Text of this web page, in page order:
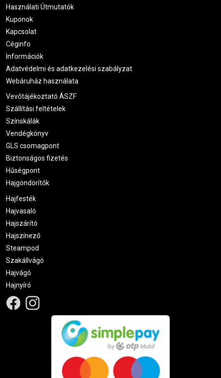
Használati Útmutatók
Kuponok
Kapcsolat
Céginfo
Információk
Adatvédelmi és adatkezelési szabályzat
Webáruház használata
Vevőtájékoztató ÁSZF
Szállítási feltételek
Színskálák
Vendégkönyv
GLS csomagpont
Biztonságos fizetés
Hűségpont
Hajgöndörítők
Hajfesték
Hajvasaló
Hajszárító
Hajszínező
Steampod
Szakállvágó
Hajvágó
Hajnyíró